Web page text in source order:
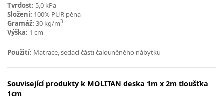
Tvrdost: 5,0 kPa
Složení: 100% PUR pěna
Gramáž: 30 kg/m3
Výška: 1 cm
Použití: Matrace, sedací části čalouněného nábytku
Související produkty k MOLITAN deska 1m x 2m tloušťka
1cm